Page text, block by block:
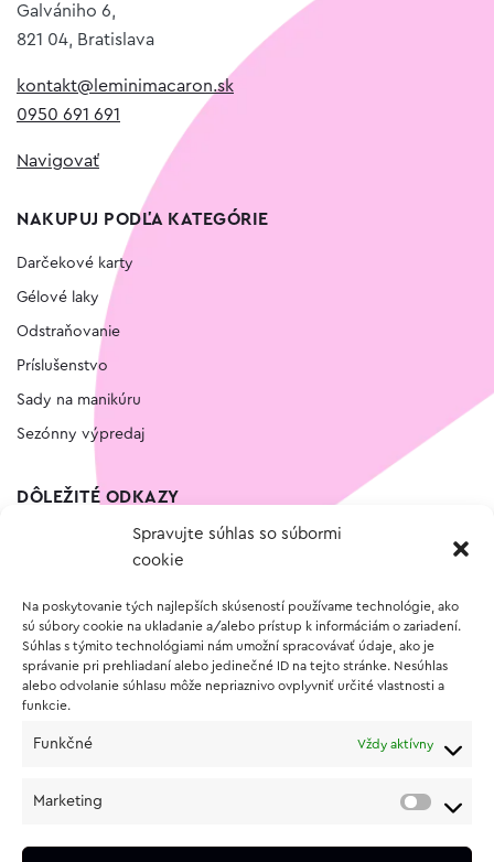
Spravujte súhlas so súbormi
cookie
Na poskytovanie tých najlepších skúseností používame technológie, ako
sú súbory cookie na ukladanie a/alebo prístup k informáciám o zariadení.
Súhlas s týmito technológiami nám umožní spracovávať údaje, ako je
správanie pri prehliadaní alebo jedinečné ID na tejto stránke. Nesúhlas
alebo odvolanie súhlasu môže nepriaznivo ovplyvniť určité vlastnosti a
funkcie.
Funkčné Vždy aktívny
Marketing
Galvániho 6,
821 04, Bratislava
kontakt@leminimacaron.sk
0950 691 691
Navigovať
NAKUPUJ PODĽA KATEGÓRIE
Darčekové karty
Gélové laky
Odstraňovanie
Príslušenstvo
Sady na manikúru
Sezónny výpredaj
DÔLEŽITÉ ODKAZY
Vernostný program
O NÁKUPE
Vrátenie a reklamácia tovaru